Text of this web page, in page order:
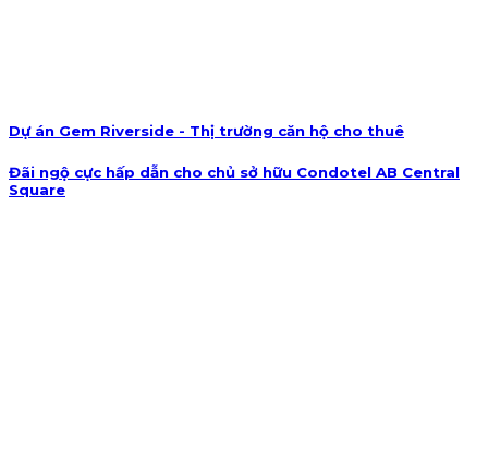
Dự án Gem Riverside - Thị trường căn hộ cho thuê
Đãi ngộ cực hấp dẫn cho chủ sở hữu Condotel AB Central
Square